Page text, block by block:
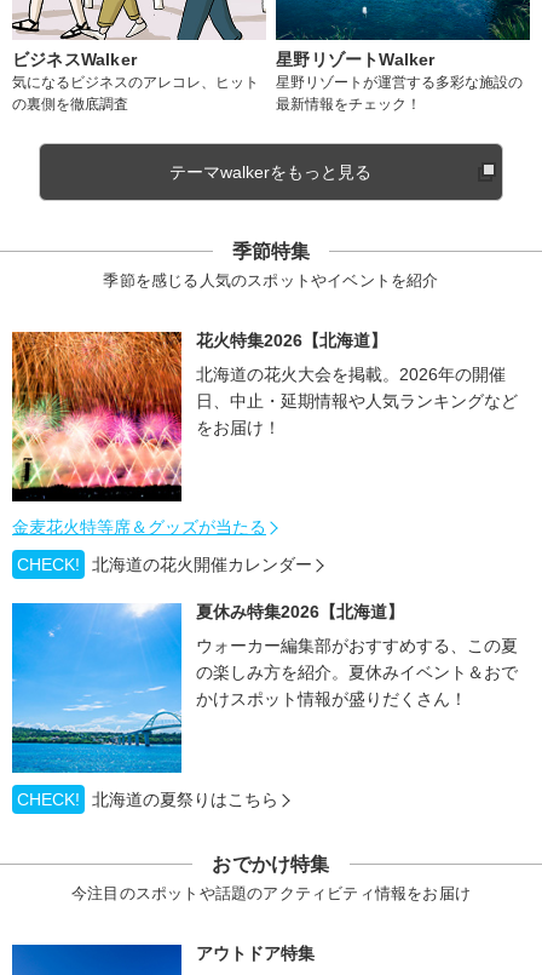
ビジネスWalker
気になるビジネスのアレコレ、ヒット
の裏側を徹底調査
星野リゾートWalker
星野リゾートが運営する多彩な施設の
最新情報をチェック！
テーマwalkerをもっと見る
季節特集
季節を感じる人気のスポットやイベントを紹介
花火特集2026【北海道】
北海道の花火大会を掲載。2026年の開催
日、中止・延期情報や人気ランキングなど
をお届け！
金麦花火特等席＆グッズが当たる
CHECK!
北海道の花火開催カレンダー
夏休み特集2026【北海道】
ウォーカー編集部がおすすめする、この夏
の楽しみ方を紹介。夏休みイベント＆おで
かけスポット情報が盛りだくさん！
CHECK! 北海道の夏祭りはこちら
おでかけ特集
今注目のスポットや話題のアクティビティ情報をお届け
アウトドア特集